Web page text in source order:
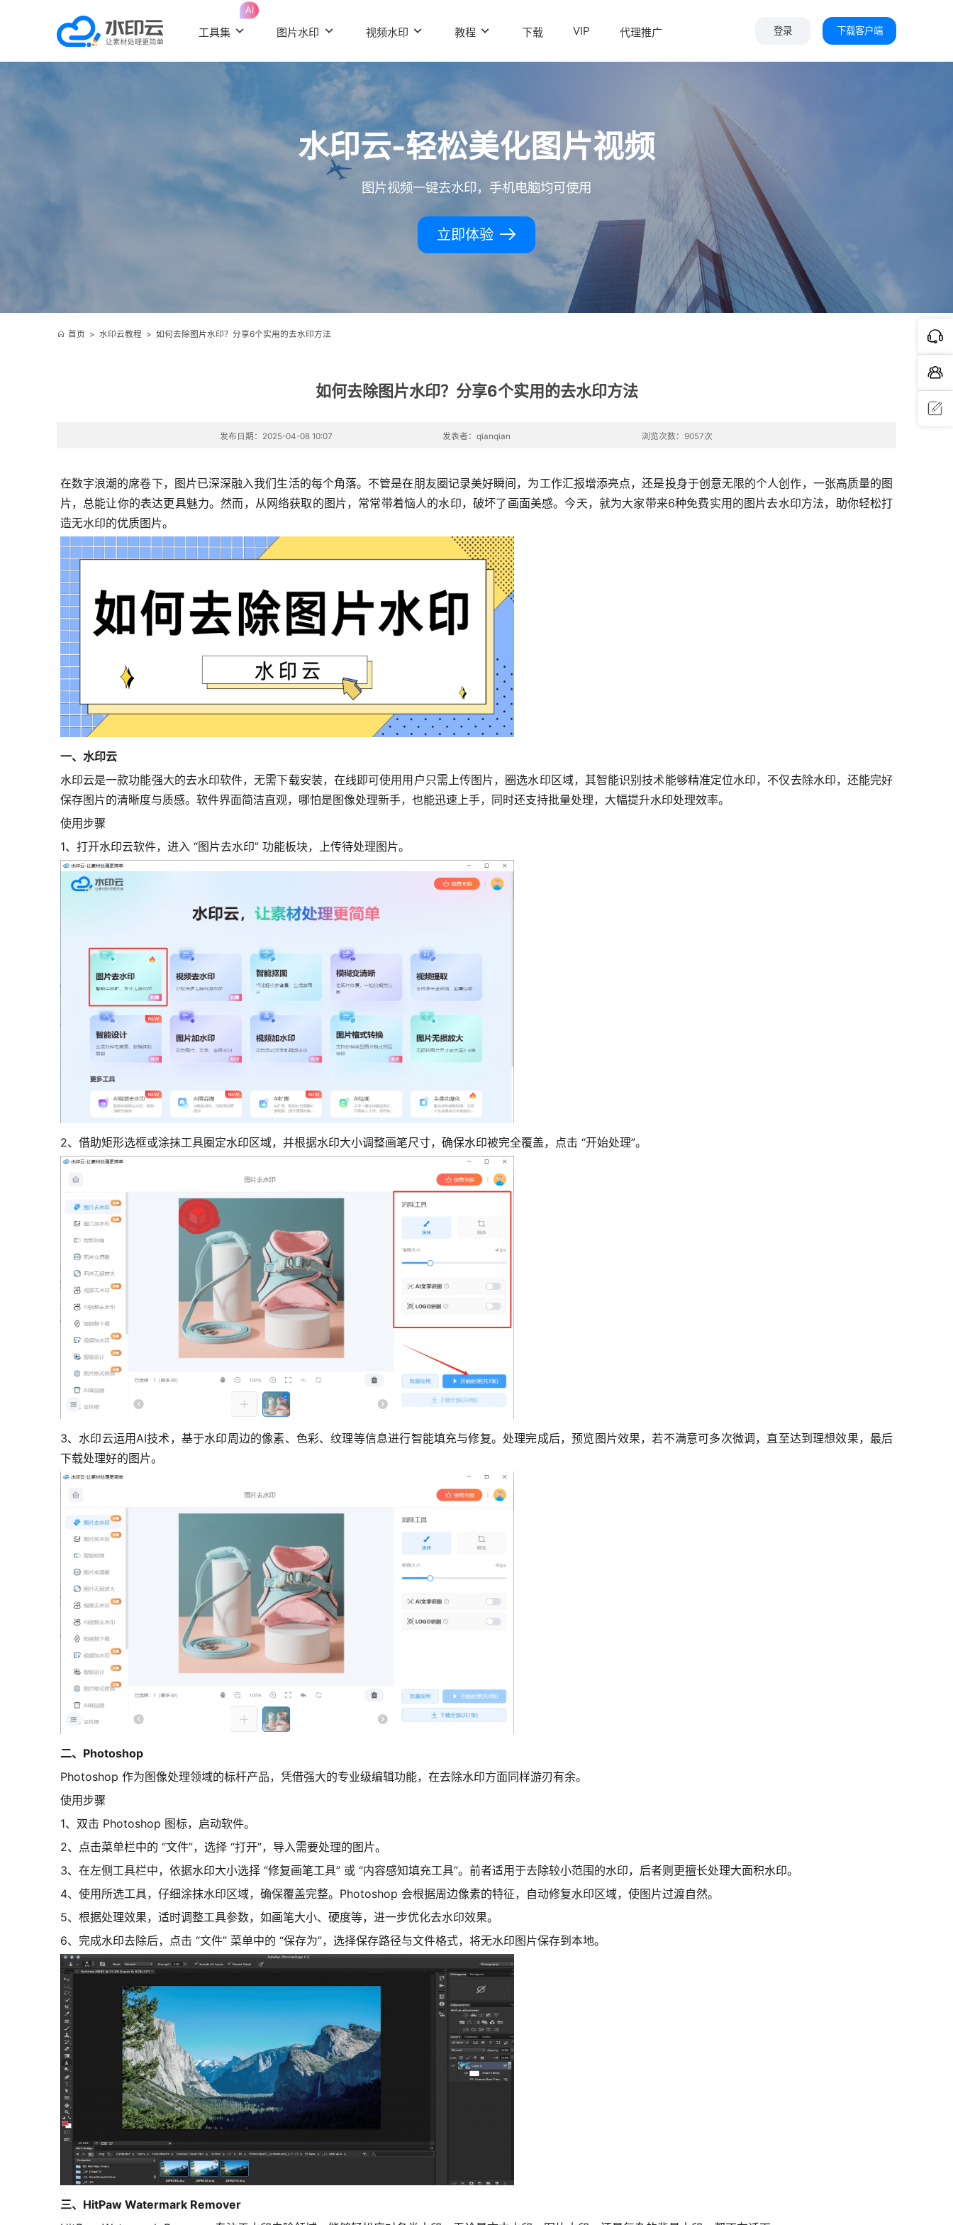
工具集
AI
图片水印 视频水印 教程 下载 VIP 代理推广 登录 下载客户端
水印云-轻松美化图片视频
图片视频一键去水印，手机电脑均可使用
立即体验
首页 > 水印云教程 > 如何去除图片水印？分享6个实用的去水印方法
如何去除图片水印？分享6个实用的去水印方法
发布日期：2025-04-08 10:07 发表者：qianqian 浏览次数：9057次
在数字浪潮的席卷下，图片已深深融入我们生活的每个角落。不管是在朋友圈记录美好瞬间，为工作汇报增添亮点，还是投身于创意无限的个人创作，一张高质量的图
片，总能让你的表达更具魅力。然而，从网络获取的图片，常常带着恼人的水印，破坏了画面美感。今天，就为大家带来6种免费实用的图片去水印方法，助你轻松打
造无水印的优质图片。
一、水印云
水印云是一款功能强大的去水印软件，无需下载安装，在线即可使用用户只需上传图片，圈选水印区域， 其智能识别技术能够精准定位水印，不仅去除水印，还能完好
保存图片的清晰度与质感。软件界面简洁直观，哪怕是图像处理新手，也能迅速上手，同时还支持批量处理，大幅提升水印处理效率。
使用步骤
1、打开水印云软件，进入 “图片去水印” 功能板块，
上传待处理图片。
2、借助矩形选框或涂抹工具圈定水印区域，并根据水印大小调整画笔尺寸，确保水印被完全覆盖，点击 “开始处理”。
3、水印云运用AI技术，基于水印周边的像素、色彩、纹理等信息进行智能填充与修复。处理完成后，预览图片效果，若不满意可多次微调，直至达到理想效果，最后
下载处理好的图片。
二、Photoshop
Photoshop 作为图像处理领域的标杆产品，凭借强大的专业级编辑功能，在去除水印方面同样游刃有余。
使用步骤
1、双击 Photoshop 图标，启动软件。
2、点击菜单栏中的 “文件”，选择 “打开”，导入需要处理的图片。
3、在左侧工具栏中，依据水印大小选择 “修复画笔工具” 或 “内容感知填充工具”。前者适用于去除较小范围的水印，后者则更擅长处理大面积水印。
4、使用所选工具，仔细涂抹水印区域，确保覆盖完整。Photoshop 会根据周边像素的特征，自动修复水印区域，使图片过渡自然。
5、根据处理效果，适时调整工具参数，如画笔大小、硬度等，进一步优化去水印效果。
6、完成水印去除后，点击 “文件” 菜单中的 “保存为”，选择保存路径与文件格式，将无水印图片保存到本地。
三、HitPaw Watermark Remover